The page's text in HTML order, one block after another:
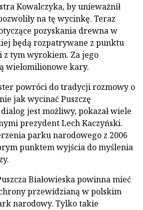
Kowalczyka, by unieważnił
na tę wycinkę. Teraz
pozyskania drewna w
będą rozpatrywane z punktu
z tym wyrokiem. Za jego
wielomilionowe kary.
powróci do tradycji rozmowy o
jak wycinać Puszczę
dialog jest możliwy, pokazał wiele
prezydent Lech Kaczyński.
parku narodowego z 2006
punktem wyjścia do myślenia
Białowieska powinna mieć
przewidzianą w polskim
narodowy. Tylko takie